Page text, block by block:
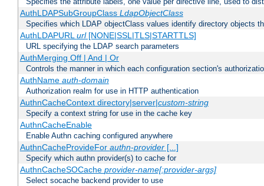
AuthLDAPSubGroupClass LdapObjectClass
Specifies which LDAP objectClass values identify directory objects
AuthLDAPURLurl[NONE|SSL|TLS|STARTTLS]
URL specifying the LDAP search parameters
AuthMerging Off | And | Or
Controls the manner in which each configuration section's
AuthName auth-domain
Authorization realm for use in HTTP authentication
AuthnCacheContext directory|server|custom-string
Specify a context string for use in the cache key
AuthnCacheEnable
Enable Authn caching configured anywhere
AuthnCacheProvideFor authn-provider[...]
Specify which authn provider(s) to cache for
AuthnCacheSOCache provider-name[:provider-args]
Select socache backend provider to use